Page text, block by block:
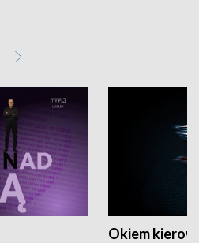
Okiem